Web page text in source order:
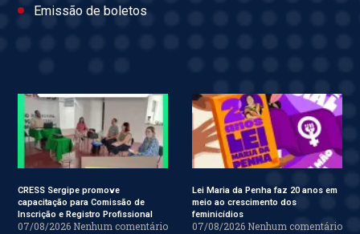
Emissão de boletos
CRESS Sergipe promove
capacitação para Comissão de
Inscrição e Registro Profissional
07/08/2026 Nenhum comentário
Lei Maria da Penha faz 20 anos em
meio ao crescimento dos
feminicídios
07/08/2026 Nenhum comentário